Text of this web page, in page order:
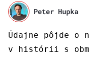
Peter Hupka
Údajne pôjde o
v histórii s